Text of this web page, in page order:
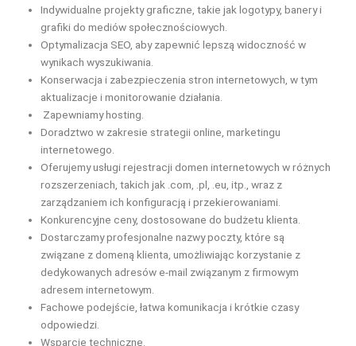
Indywidualne projekty graficzne, takie jak logotypy, banery i
grafiki do mediów społecznościowych.
Optymalizacja SEO, aby zapewnić lepszą widoczność w
wynikach wyszukiwania.
Konserwacja i zabezpieczenia stron internetowych, w tym
aktualizacje i monitorowanie działania.
Zapewniamy hosting.
Doradztwo w zakresie strategii online, marketingu
internetowego.
Oferujemy usługi rejestracji domen internetowych w różnych
rozszerzeniach, takich jak .com, .pl, .eu, itp., wraz z
zarządzaniem ich konfiguracją i przekierowaniami.
Konkurencyjne ceny, dostosowane do budżetu klienta.
Dostarczamy profesjonalne nazwy poczty, które są
związane z domeną klienta, umożliwiając korzystanie z
dedykowanych adresów e-mail związanym z firmowym
adresem internetowym.
Fachowe podejście, łatwa komunikacja i krótkie czasy
odpowiedzi.
Wsparcie techniczne.